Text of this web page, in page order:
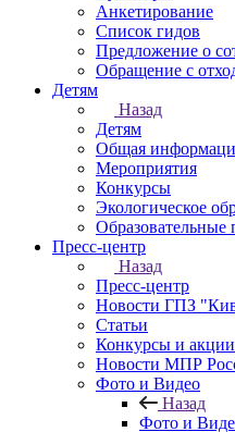
Анкетирование
Список гидов
Предложение о
Обращение с
Детям
Назад
Детям
Общая
Мероприятия
Конкурсы
Экологическое
Образовательные
Пресс-центр
Назад
Пресс-центр
Новости ГПЗ
Статьи
Конкурсы и акции
Новости МПР
Фото и Видео
Назад
Фото и